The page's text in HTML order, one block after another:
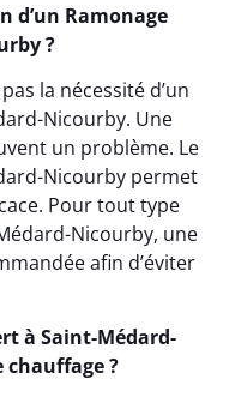
d’un Ramonage
?
la nécessité d’un
Nicourby. Une
un problème. Le
Nicourby permet
Pour tout type
Nicourby, une
afin d’éviter
à Saint-Médard-
?